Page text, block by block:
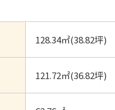
128.34㎡(38.82坪)
121.72㎡(36.82坪)